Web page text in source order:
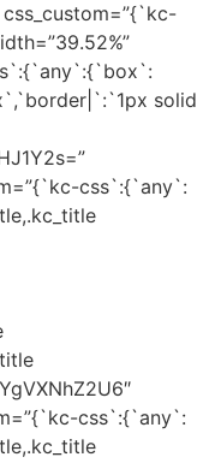
css_custom=”{`kc-
solid
css`:{`any`:
css`:{`any`: